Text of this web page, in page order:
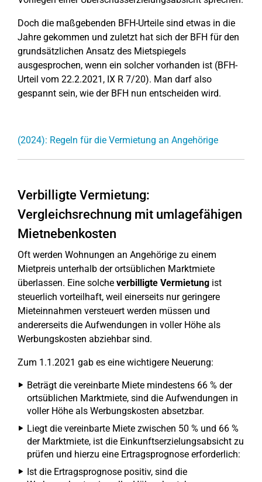
Doch die maßgebenden BFH-Urteile sind etwas in die
Jahre gekommen und zuletzt hat sich der BFH für den
grundsätzlichen Ansatz des Mietspiegels
ausgesprochen, wenn ein solcher vorhanden ist (BFH-
Urteil vom 22.2.2021, IX R 7/20). Man darf also
gespannt sein, wie der BFH nun entscheiden wird.
(2024): Regeln für die Vermietung an Angehörige
Verbilligte Vermietung:
Vergleichsrechnung mit umlagefähigen
Mietnebenkosten
Oft werden Wohnungen an Angehörige zu einem
Mietpreis unterhalb der ortsüblichen Marktmiete
überlassen. Eine solche verbilligte Vermietung ist
steuerlich vorteilhaft, weil einerseits nur geringere
Mieteinnahmen versteuert werden müssen und
andererseits die Aufwendungen in voller Höhe als
Werbungskosten abziehbar sind.
Zum 1.1.2021 gab es eine wichtigere Neuerung:
Beträgt die vereinbarte Miete mindestens 66 % der
ortsüblichen Marktmiete, sind die Aufwendungen in
voller Höhe als Werbungskosten absetzbar.
Liegt die vereinbarte Miete zwischen 50 % und 66 %
der Marktmiete, ist die Einkunftserzielungsabsicht zu
prüfen und hierzu eine Ertragsprognose erforderlich:
Ist die Ertragsprognose positiv, sind die